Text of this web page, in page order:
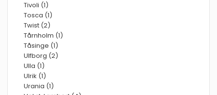
Tivoli (1)
Tosca (1)
Twist (2)
Tårnholm (1)
Tåsinge (1)
Ulfborg (2)
Ulla (1)
Ulrik (1)
Urania (1)